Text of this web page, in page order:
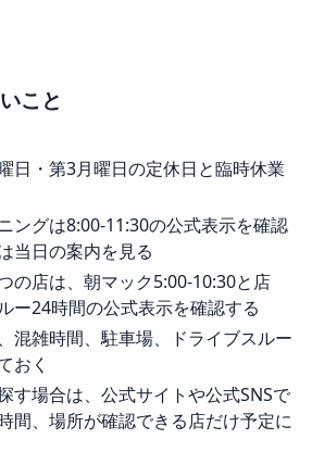
こと
日・第3月曜日の定休日と臨時休業
ングは8:00-11:30の公式表示を確認
当日の案内を見る
の店は、朝マック5:00-10:30と店
ー24時間の公式表示を確認する
混雑時間、駐車場、ドライブスルー
おく
す場合は、公式サイトや公式SNSで
間、場所が確認できる店だけ予定に